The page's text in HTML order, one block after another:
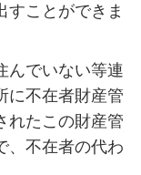
すことができま
んでいない等連
に不在者財産管
れたこの財産管
、不在者の代わ